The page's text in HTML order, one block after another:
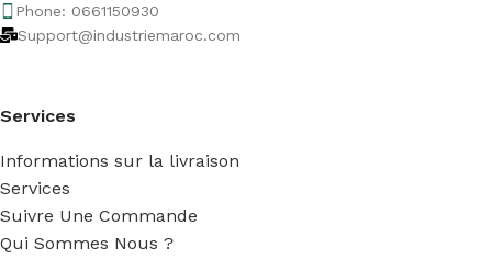
Phone: 0661150930
Support@industriemaroc.com
Services
Informations sur la livraison
Services
Suivre Une Commande
Qui Sommes Nous ?